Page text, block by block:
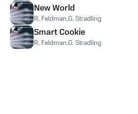
New World
R. Feldman,G. Stradling
Smart Cookie
R. Feldman,G. Stradling